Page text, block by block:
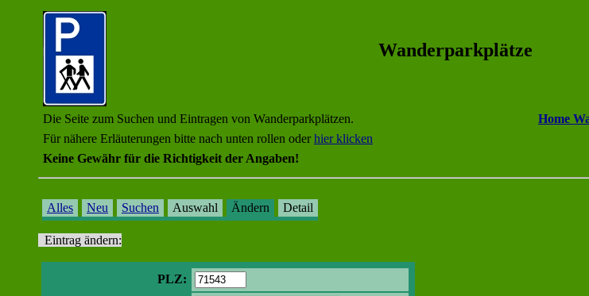
Wanderparkplätze
Die Seite zum Suchen und Eintragen von Wanderparkplätzen.
Home
Für nähere Erläuterungen bitte nach unten rollen oderhier klicken
Keine Gewähr für die Richtigkeit der Angaben!
Alles Neu Suchen Auswahl Ändern Detail
Eintrag ändern:
PLZ: